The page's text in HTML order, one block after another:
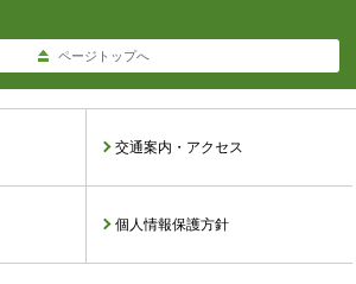
ページトップへ
交通案内・アクセス
個人情報保護方針